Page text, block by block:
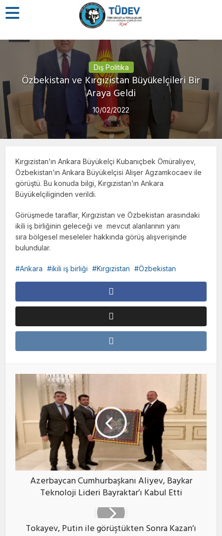
Dış Politika
Özbekistan ve Kırgızistan Büyükelçileri Bir
Araya Geldi
10/02/2022
Kırgızistan’ın Ankara Büyükelçi Kubanıçbek Ömüraliyev,
Özbekistan’ın Ankara Büyükelçisi Alişer Agzamkocaev ile
görüştü. Bu konuda bilgi, Kırgızistan’ın Ankara
Büyükelçiliginden verildi.
Görüşmede taraflar, Kırgızistan ve Özbekistan arasındaki
ikili iş birliğinin geleceği ve mevcut alanlarının yanı
sıra bölgesel meseleler hakkında görüş alışverişinde
bulundular.
Ankara ikili iş birliği Kırgızistan Özbekistan
Azerbaycan Cumhurbaşkanı Aliyev, Baykar
Teknoloji Lideri Bayraktar’ı Kabul Etti
Tokayev, Putin ile görüştükten Sonra Kazan’ı